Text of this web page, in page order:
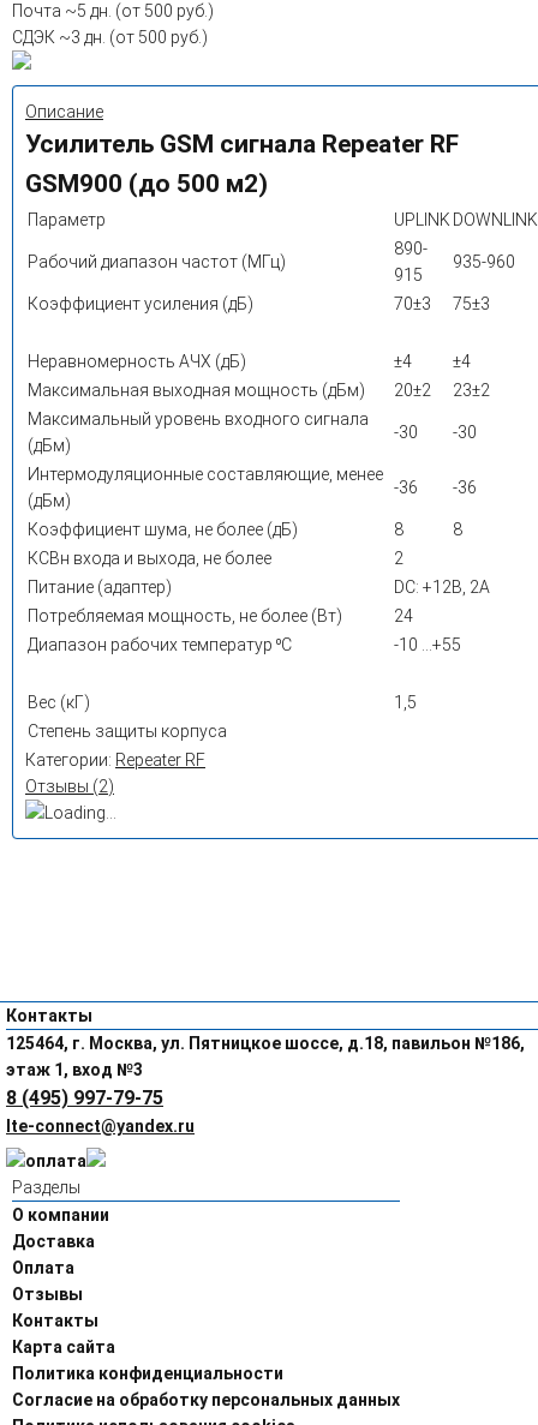
Почта ~5 дн. (от 500 руб.)
СДЭК ~3 дн. (от 500 руб.)
Описание
Усилитель GSM сигнала Repeater RF
GSM900 (до 500 м2)
Параметр UPLINK DOWNLINK
Рабочий диапазон частот (МГц)
890-
915
935-960
Коэффициент усиления (дБ) 70±3 75±3
Неравномерность АЧХ (дБ) ±4
±4
Максимальная выходная мощность (дБм)
20±2
23±2
Максимальный уровень входного сигнала
(дБм)
-30 -30
Интермодуляционные составляющие, менее
(дБм)
-36 -36
Коэффициент шума, не более (дБ) 8
8
КСВн входа и выхода, не более
2
Питание (адаптер)
DC: +12В, 2А
Потребляемая мощность, не более (Вт)
24
Диапазон рабочих температур ⁰С
-10 …+55
Вес (кГ)
1,5
Степень защиты корпуса
Категории: Repeater RF
Отзывы (2)
Контакты
125464, г. Москва, ул. Пятницкое шоссе, д.18, павильон №186,
этаж 1, вход №3
8 (495) 997-79-75
lte-connect@yandex.ru
Разделы
О компании
Доставка
Оплата
Отзывы
Контакты
Карта сайта
Политика конфиденциальности
Согласие на обработку персональных данных